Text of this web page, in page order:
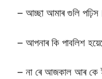
– আচ্ছা আমাৰ গুলি
– আপনাৰ কি পাবলিশ
– না ৰে আজকাল আৰ কে